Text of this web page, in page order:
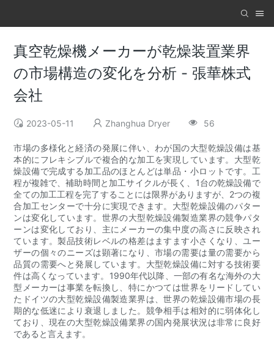
真空乾燥機メーカーが乾燥装置業界
の市場構造の変化を分析 - 張華株式
会社
2023-05-11 Zhanghua Dryer 56
市場の多様化と経済の発展に伴い、わが国の大型乾燥設備は基
本的にフレキシブルで複合的な加工を実現しています。大型乾
燥設備で完成する加工品のほとんどは単品・小ロットです。工
程が複雑で、補助時間と加工サイクルが長く、1台の乾燥設備で
全ての加工工程を完了することには限界がありますが、2つの複
合加工センターで十分に実現できます。大型乾燥設備のパター
ンは変化しています。世界の大型乾燥設備製造業界の競争パタ
ーンは変化しており、主にメーカーの集中度の高さに反映され
ています。製品技術レベルの格差はますます小さくなり、ユー
ザーの個々のニーズは顕著になり、市場の需要は量の需要から
品質の需要へと発展しています。大型乾燥設備に対する技術要
件は高くなっています。1990年代以降、一部の有名な海外の大
型メーカーは事業を転換し、特にかつては世界をリードしてい
たドイツの大型乾燥設備製造業界は、世界の乾燥設備市場の長
期的な低迷により衰退しました。競争相手は相対的に弱体化し
ており、現在の大型乾燥設備業界の国内発展状況は非常に良好
であると言えます。